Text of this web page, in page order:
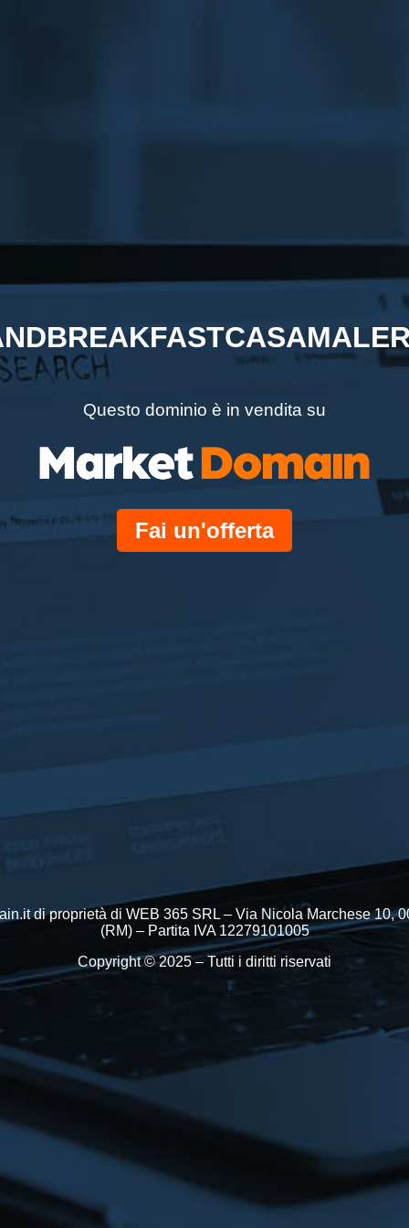
Questo dominio è in vendita su
Fai un'offerta
di proprietà di WEB 365 SRL – Via Nicola Marchese 10,
(RM) – Partita IVA 12279101005
Copyright © 2025 – Tutti i diritti riservati